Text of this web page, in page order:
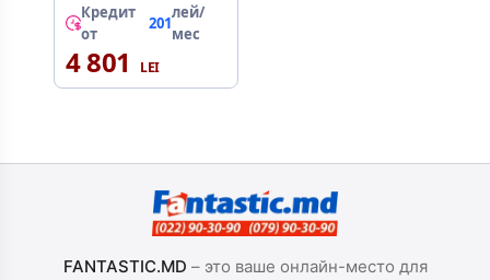
Кредит
от
201
лей/
мес
4 801
FANTASTIC.MD – это ваше онлайн-место для